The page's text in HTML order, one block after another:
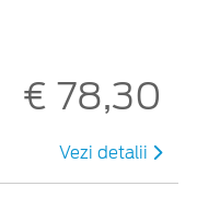
€ 78,30
Vezi detalii